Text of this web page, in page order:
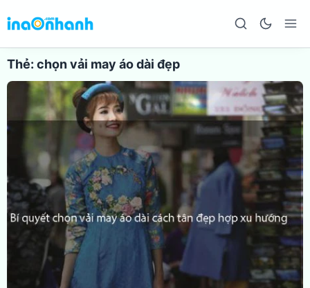
Thẻ: chọn vải may áo dài đẹp